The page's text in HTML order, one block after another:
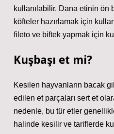
kullanılabilir. Dana etinin ön
köfteler hazırlamak için
fileto ve biftek yapmak için
Kuşbaşı et mi?
Kesilen hayvanların bacak
edilen et parçaları sert et
nedenle, bu tür etler
halinde kesilir ve tariflerde